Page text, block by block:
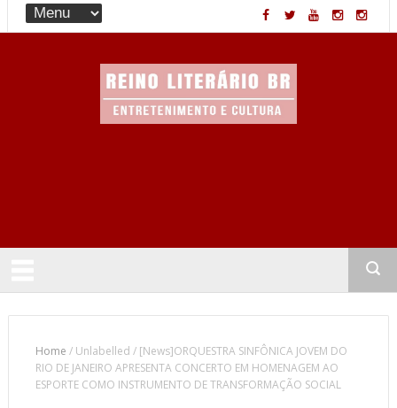
Home /Unlabelled / [News]ORQUESTRA SINFÔNICA JOVEM DO
RIO DE JANEIRO APRESENTA CONCERTO EM HOMENAGEM AO
ESPORTE COMO INSTRUMENTO DE TRANSFORMAÇÃO SOCIAL